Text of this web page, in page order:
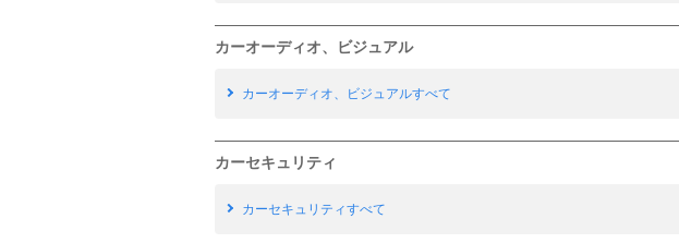
カーオーディオ、ビジュアル
カーオーディオ、ビジュアルすべて
カーセキュリティ
カーセキュリティすべて